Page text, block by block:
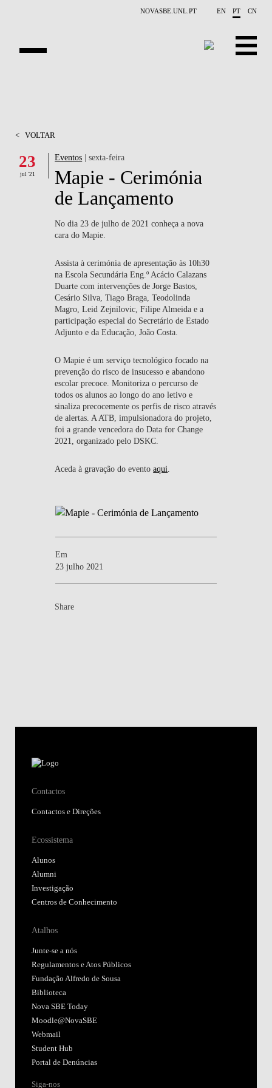
NOVASBE.UNL.PT EN PT CN
PROJETOS
CONTACTOS
EVENTOS
NOTÍCIAS
< VOLTAR
23
jul '21
Eventos | sexta-feira
Mapie - Cerimónia
de Lançamento
No dia 23 de julho de 2021 conheça a nova
cara do Mapie.
Assista à cerimónia de apresentação às 10h30
na Escola Secundária Eng.º Acácio Calazans
Duarte com intervenções de Jorge Bastos,
Cesário Silva, Tiago Braga, Teodolinda
Magro, Leid Zejnilovic, Filipe Almeida e a
participação especial do Secretário de Estado
Adjunto e da Educação, João Costa.
O Mapie é um serviço tecnológico focado na
prevenção do risco de insucesso e abandono
escolar precoce. Monitoriza o percurso de
todos os alunos ao longo do ano letivo e
sinaliza precocemente os perfis de risco através
de alertas. A ATB, impulsionadora do projeto,
foi a grande vencedora do Data for Change
2021, organizado pelo DSKC.
Aceda à gravação do eventoaqui
Em
23 julho 2021
Share
Contactos
Contactos e Direções
Ecossistema
Alunos
Alumni
Investigação
Centros de Conhecimento
Atalhos
Junte-se a nós
Regulamentos e Atos Públicos
Fundação Alfredo de Sousa
Biblioteca
Nova SBE Today
Moodle@NovaSBE
Webmail
Student Hub
Portal de Denúncias
Siga-nos